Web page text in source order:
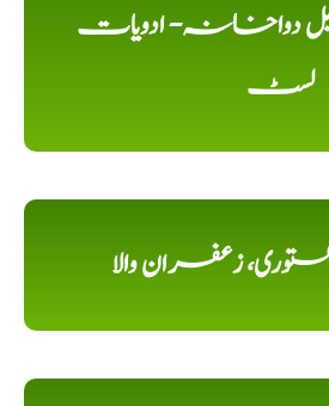
دواخانہ- ادویات
لسٹ
کستوری، زعفران والا